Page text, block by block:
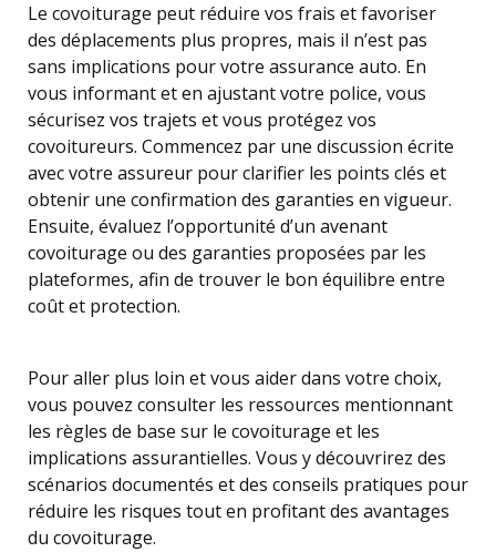
Le covoiturage peut réduire vos frais et favoriser
des déplacements plus propres, mais il n’est pas
sans implications pour votre assurance auto. En
vous informant et en ajustant votre police, vous
sécurisez vos trajets et vous protégez vos
covoitureurs. Commencez par une discussion écrite
avec votre assureur pour clarifier les points clés et
obtenir une confirmation des garanties en vigueur.
Ensuite, évaluez l’opportunité d’un avenant
covoiturage ou des garanties proposées par les
plateformes, afin de trouver le bon équilibre entre
coût et protection.
Pour aller plus loin et vous aider dans votre choix,
vous pouvez consulter les ressources mentionnant
les règles de base sur le covoiturage et les
implications assurantielles. Vous y découvrirez des
scénarios documentés et des conseils pratiques pour
réduire les risques tout en profitant des avantages
du covoiturage.